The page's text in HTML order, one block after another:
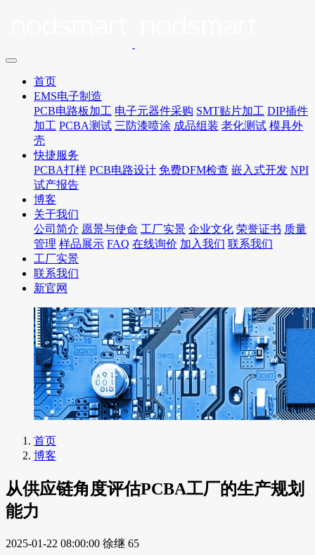
首页
EMS电子制造
PCB电路板加工 电子元器件采购 SMT贴片加工 DIP插件
加工 PCBA测试 三防漆喷涂 成品组装 老化测试 模具外
壳
快捷服务
PCBA打样 PCB电路设计 免费DFM检查 嵌入式开发 NPI
试产报告
博客
关于我们
公司简介 愿景与使命 工厂实景 企业文化 荣誉证书 质量
管理 样品展示 FAQ 在线询价 加入我们 联系我们
工厂实景
联系我们
新官网
首页
博客
从供应链角度评估PCBA工厂的生产规划
能力
2025-01-22 08:00:00 徐继 65